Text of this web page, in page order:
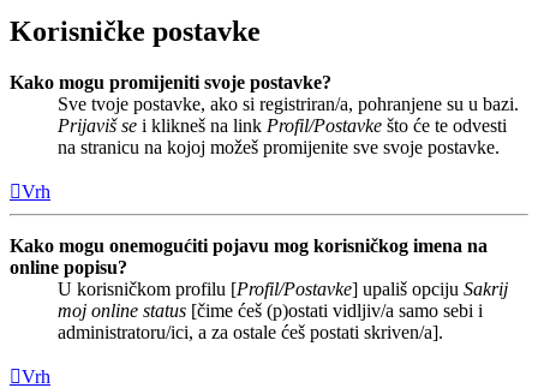
Korisničke postavke
Kako mogu promijeniti svoje postavke?
Sve tvoje postavke, ako si registriran/a, pohranjene su u bazi.
Prijaviš se i klikneš na link Profil/Postavke što će te odvesti
na stranicu na kojoj možeš promijenite sve svoje postavke.
Vrh
Kako mogu onemogućiti pojavu mog korisničkog imena na
online popisu?
U korisničkom profilu [Profil/Postavke] upališ opciju Sakrij
moj online status [čime ćeš (p)ostati vidljiv/a samo sebi i
administratoru/ici, a za ostale ćeš postati skriven/a].
Vrh